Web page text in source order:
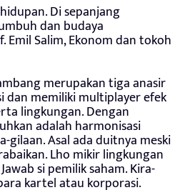
Di sepanjang
dan budaya
Emil Salim, Ekonom dan tokoh
merupakan tiga anasir
dan memiliki multiplayer efek
lingkungan. Dengan
adalah harmonisasi
gilaan. Asal ada duitnya meski
Lho mikir lingkungan
si pemilik saham. Kira-
kartel atau korporasi.